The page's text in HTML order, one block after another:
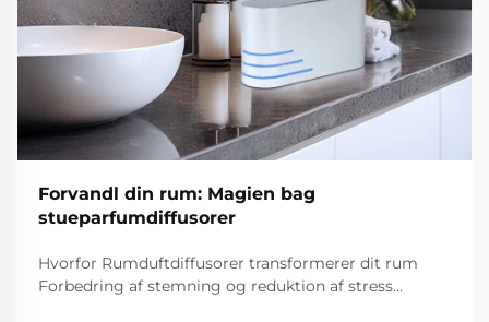
Forvandl din rum: Magien bag
stueparfumdiffusorer
Hvorfor Rumduftdiffusorer transformerer dit rum
Forbedring af stemning og reduktion af stress